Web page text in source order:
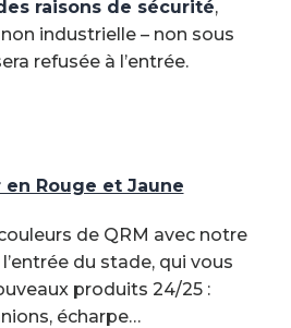
raisons de sécurité,
industrielle – non sous
refusée à l’entrée.
en Rouge et Jaune
de QRM avec notre
du stade, qui vous
produits 24/25 :
écharpe…